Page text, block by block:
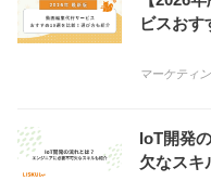
ビスおす
マーケティ
IoT開発
欠なスキ